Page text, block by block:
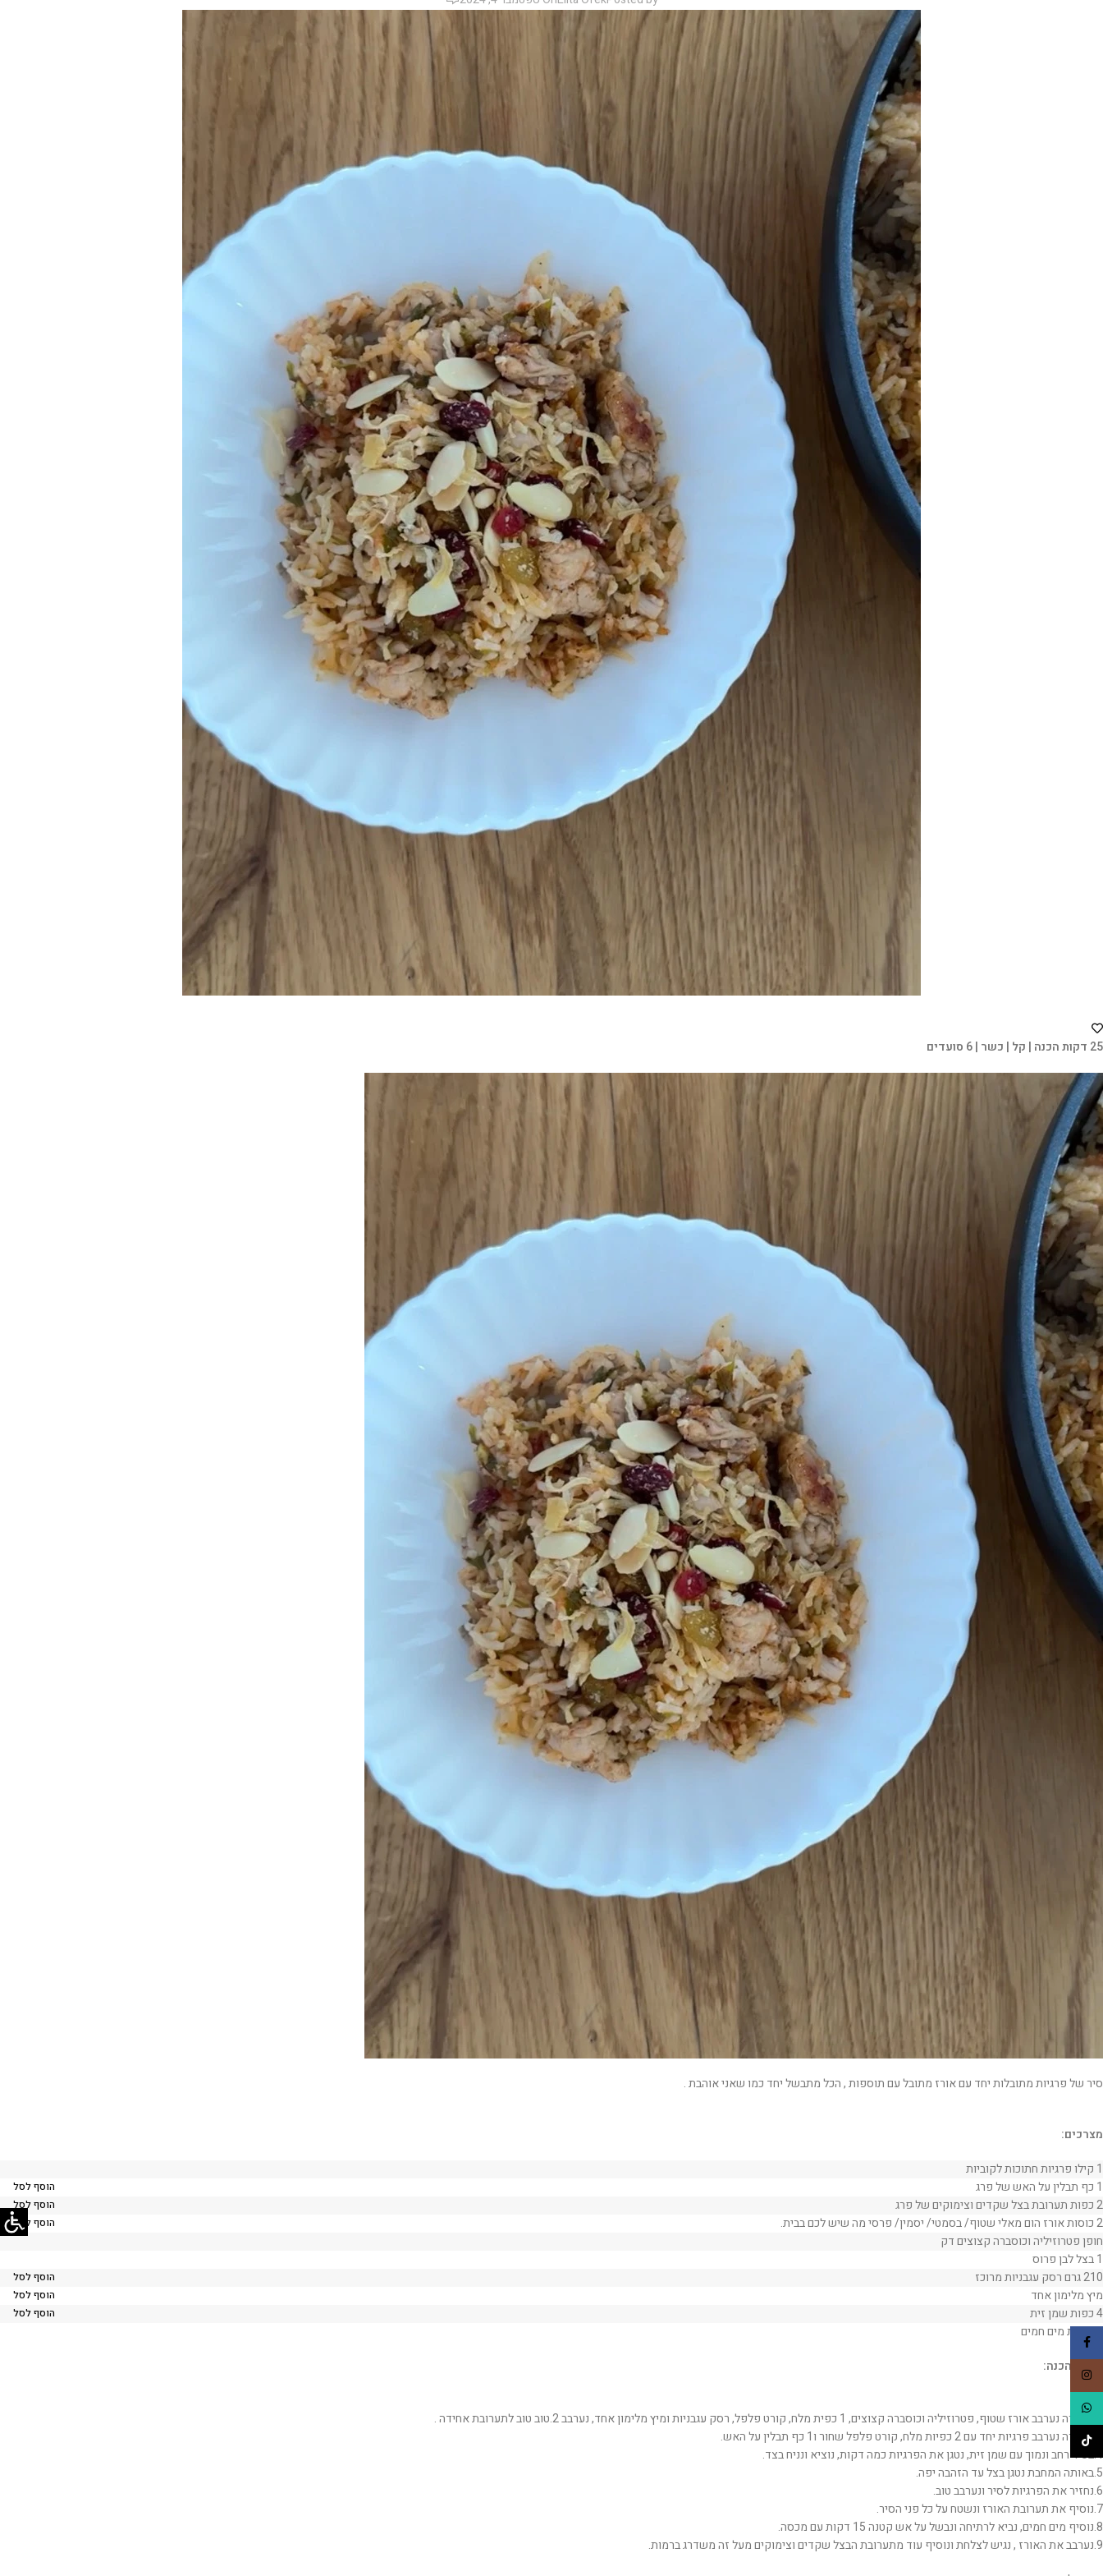
25 דקות הכנה | קל | כשר | 6 סועדים
סיר של פרגיות מתובלות יחד עם אורז מתובל עם תוספות , הכל מתבשל יחד כמו שאני אוהבת .
מצרכים:
1 קילו פרגיות חתוכות לקוביות
1 כף תבלין על האש של פרג
הוסף לסל
2 כפות תערובת בצל שקדים וצימוקים של פרג הוסף לסל
2 כוסות אורז הום מאלי שטוף/ בסמטי/ יסמין/ פרסי מה שיש לכם בבית. הוסף לסל
חופן פטרוזיליה וכוסברה קצוצים דק
1 בצל לבן פרוס
210 גרם רסק עגבניות מרוכז
הוסף לסל
מיץ מלימון אחד הוסף לסל
4 כפות שמן זית הוסף לסל
3 כוסות מים חמים
אופן ההכנה:
4.בסיר רחב ונמוך עם שמן זית, נטגן את הפרגיות כמה דקות, נוציא ונניח בצד.
5.באותה המחבת נטגן בצל עד הזהבה יפה.
6.נחזיר את הפרגיות לסיר ונערבב טוב.
7.נוסיף את תערובת האורז ונשטח על כל פני הסיר.
8.נוסיף מים חמים, נביא לרתיחה ונבשל על אש קטנה 15 דקות עם מכסה.
9.נערבב את האורז , נגיש לצלחת ונוסיף עוד מתערובת הבצל שקדים וצימוקים מעל זה משדרג ברמות.
Instagram
TikTok